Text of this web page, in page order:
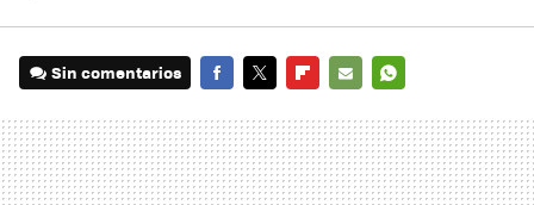
Sin comentarios
MAIL